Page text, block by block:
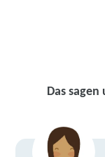
Das sagen